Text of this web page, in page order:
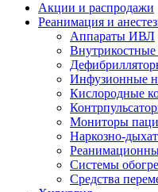
Акции и распродажи
Реанимация и
Аппараты ИВЛ
Инфузионные
Кислородные
Мониторы
Наркозно-
Системы
Средства